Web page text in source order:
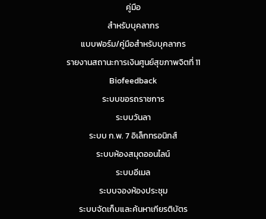
คู่มือ
สำหรับบุคลากร
แบบฟอร์ม/คู่มือสำหรับบุคลากร
รายงานสถานะการเงินศูนย์สุขภาพจิตที่ 11
Biofeedback
ระบบขอรถราชการ
ระบบวันลา
ระบบ ก.พ. 7 อิเล็กทรอนิกส์
ระบบห้องสมุดออนไลน์
ระบบอีเมล
ระบบจองห้องประชุม
ระบบจัดเก็บและค้นหาเกียรติบัตร